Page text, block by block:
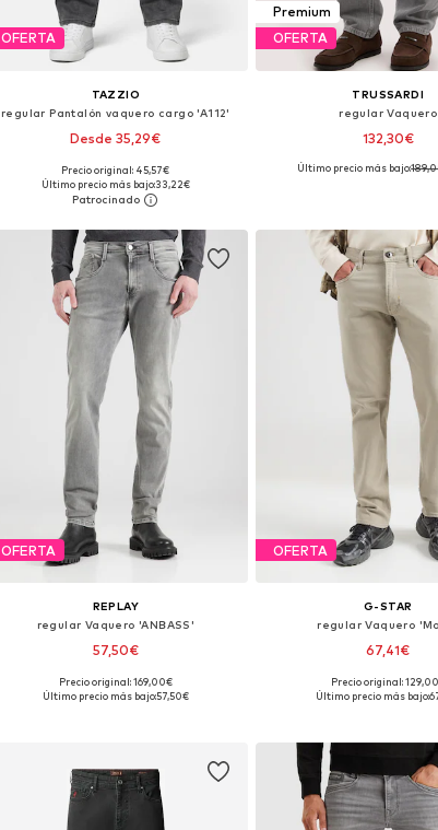
OFERTA
TAZZIO
regular Pantalón vaquero cargo 'A112'
Desde 35,29€
Disponible en muchas tallas
Añadir a la cesta
Precio original: 45,57€
Último precio más bajo:33,22€
Premium
OFERTA
TRUSSARDI
regular Vaquero
132,30€
Disponible en muchas
Último precio más bajo:
OFERTA
REPLAY
regular Vaquero 'ANBASS'
57,50€
Disponible en muchas tallas
Precio original: 169,00€
Último precio más bajo:57,50€
OFERTA
G-STAR
regular Vaquero
67,41€
Disponible en muchas
Precio original:
Último precio más bajo: